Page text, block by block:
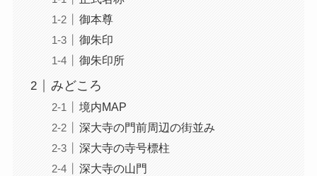
御本尊
御朱印
御朱印所
みどころ
境内MAP
深大寺の門前周辺の街並み
深大寺の寺号標柱
深大寺の山門